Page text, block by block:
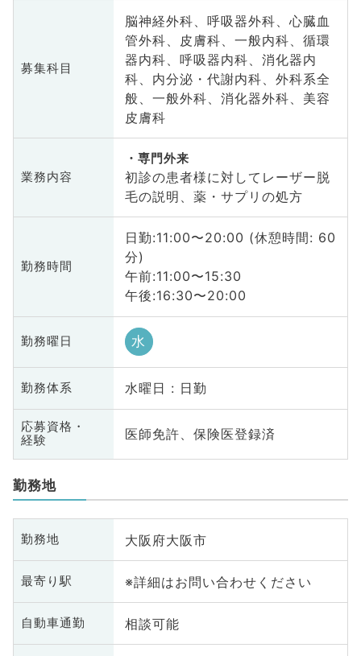
募集科目
脳神経外科、呼吸器外科、心臓血
管外科、皮膚科、一般内科、循環
器内科、呼吸器内科、消化器内
科、内分泌・代謝内科、外科系全
般、一般外科、消化器外科、美容
皮膚科
業務内容
専門外来
初診の患者様に対してレーザー脱
毛の説明、薬・サプリの処方
勤務時間
日勤:11:00〜20:00 (休憩時間: 60
分)
午前:11:00〜15:30
午後:16:30〜20:00
勤務曜日 水
勤務体系 水曜日 : 日勤
応募資格・
経験
医師免許、保険医登録済
勤務地
勤務地 大阪府大阪市
最寄り駅 ※詳細はお問い合わせください
自動車通勤 相談可能